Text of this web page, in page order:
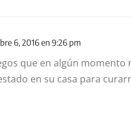
6, 2016 en 9:26 pm
que en algún momento
en su casa para